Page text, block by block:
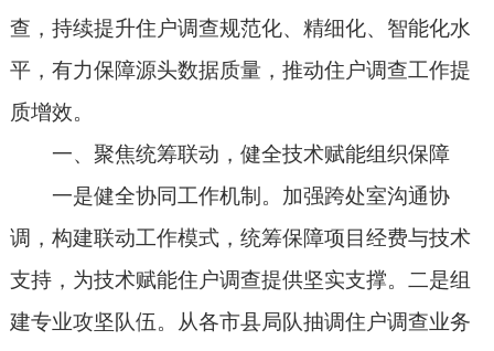
查，持续提升住户调查规范化、精细化、智能化水
平，有力保障源头数据质量，推动住户调查工作提
质增效。
一、聚焦统筹联动，健全技术赋能组织保障
一是健全协同工作机制。加强跨处室沟通协
调，构建联动工作模式，统筹保障项目经费与技术
支持，为技术赋能住户调查提供坚实支撑。二是组
建专业攻坚队伍。从各市县局队抽调住户调查业务